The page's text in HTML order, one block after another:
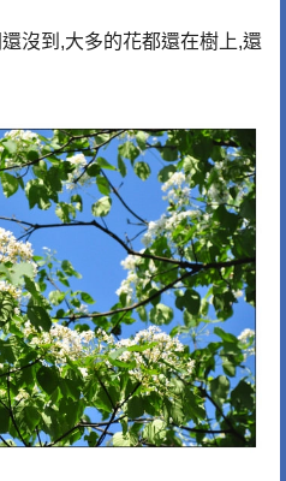
沒到,大多的花都還在樹上,還